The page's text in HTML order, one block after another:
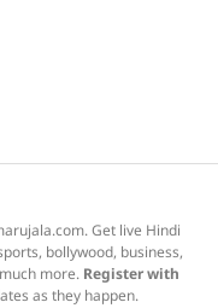
Get live Hindi
bollywood, business,
more. Register with
as they happen.